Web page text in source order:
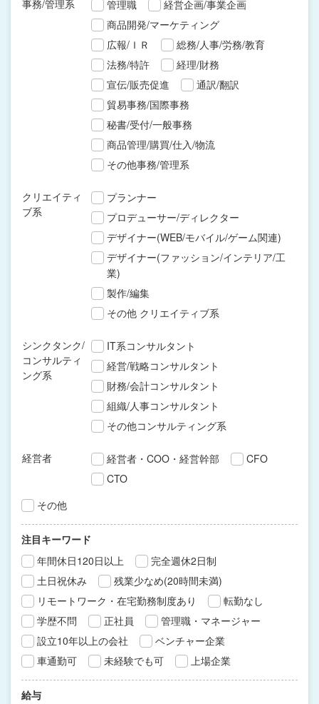
事務/管理系 管理職
経営企画/事業企画
商品開発/マーケティング
広報/ＩＲ
総務/人事/労務/教育
法務/特許
経理/財務
宣伝/販売促進
通訳/翻訳
貿易事務/国際事務
秘書/受付/一般事務
商品管理/購買/仕入/物流
その他事務/管理系
クリエイティ
ブ系
プランナー
プロデューサー/ディレクター
デザイナー(WEB/モバイル/ゲーム関連)
デザイナー(ファッション/インテリア/工
業)
製作/編集
その他 クリエイティブ系
シンクタンク/
コンサルティ
ング系
IT系コンサルタント
経営/戦略コンサルタント
財務/会計コンサルタント
組織/人事コンサルタント
その他コンサルティング系
経営者 経営者・COO・経営幹部
CFO
CTO
その他
注目キーワード
年間休日120日以上
完全週休2日制
土日祝休み
残業少なめ(20時間未満)
リモートワーク・在宅勤務制度あり
転勤なし
学歴不問
正社員
管理職・マネージャー
設立10年以上の会社
ベンチャー企業
車通勤可
未経験でも可 上場企業
給与